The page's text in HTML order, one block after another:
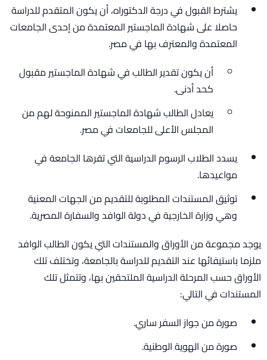
يشترط القبول في درجة الدكتوراه، أن يكون المتقدم للدراسة
حاصلا على شهادة الماجستير المعتمدة من إحدى الجامعات
المعتمدة والمعترف بها في مصر.
أن يكون تقدير الطالب في شهادة الماجستير مقبول
كحد أدنى.
يعادل الطالب شهادة الماجستير الممنوحة لهم من
المجلس الأعلى للجامعات في مصر.
يسدد الطلاب الرسوم الدراسية التي تقرها الجامعة في
مواعيدها.
توثيق المستندات المطلوبة للتقديم من الجهات المعنية
وهي وزارة الخارجية في دولة الوافد والسفارة المصرية.
يوجد مجموعة من الأوراق والمستندات التي يكون الطالب الوافد
ملزما باستيفائها عند التقديم للدراسة بالجامعة، وتختلف تلك
الأوراق حسب المرحلة الدراسية الملتحقين بها، وتتمثل تلك
المستندات في التالي:
صورة من جواز السفر ساري.
صورة من الهوية الوطنية.